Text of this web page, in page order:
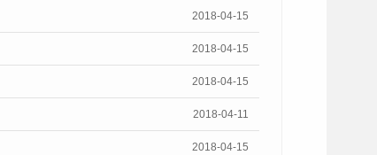
2018-04-15
2018-04-15
2018-04-15
2018-04-11
2018-04-15